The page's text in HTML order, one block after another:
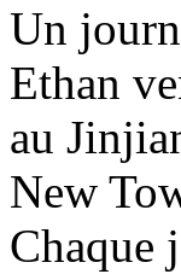
Un
Ethan
au
New
Chaque